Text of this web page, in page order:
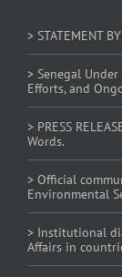
> STATEMENT
> Senegal
Efforts, and
> PRESS
Words.
> Official
Environmental
> Institutional
Affairs in